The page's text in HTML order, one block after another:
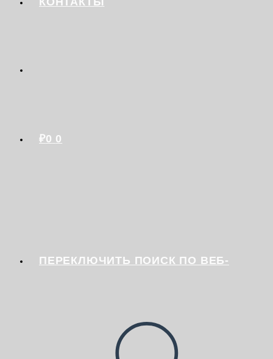
₽0 0
ПЕРЕКЛЮЧИТЬ ПОИСК ПО ВЕБ-